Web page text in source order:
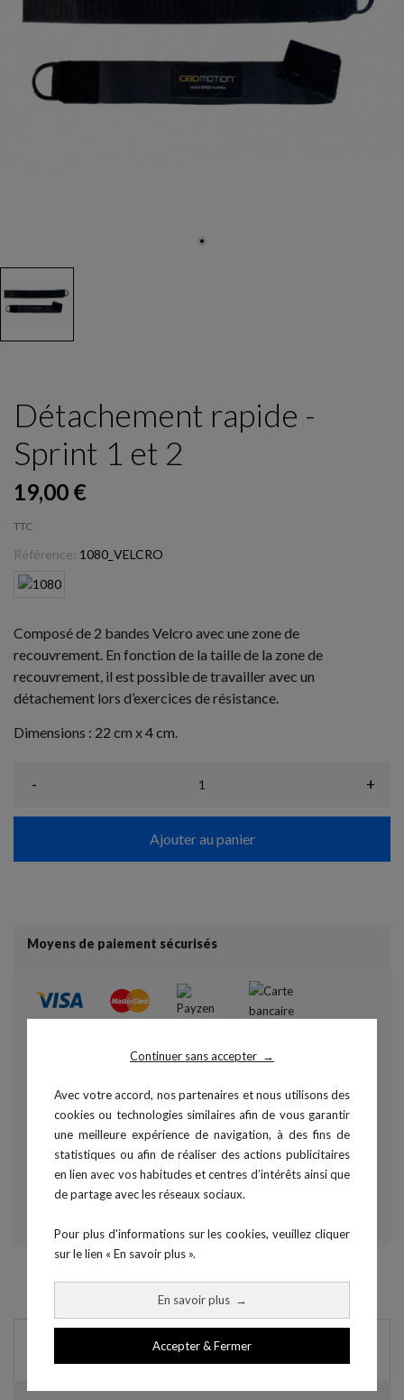
Continuer sans accepter →
Avec votre accord, nos partenaires et nous utilisons des
cookies ou technologies similaires afin de vous garantir
une meilleure expérience de navigation, à des fins de
statistiques ou afin de réaliser des actions publicitaires
en lien avec vos habitudes et centres d’intérêts ainsi que
de partage avec les réseaux sociaux.
Pour plus d'informations sur les cookies, veuillez cliquer
sur le lien « En savoir plus ».
En savoir plus →
Accepter & Fermer
Détachement rapide -
Sprint 1 et 2
19,00 €
TTC
Référence: 1080_VELCRO
Composé de 2 bandes Velcro avec une zone de
recouvrement. En fonction de la taille de la zone de
recouvrement, il est possible de travailler avec un
détachement lors d’exercices de résistance.
Dimensions : 22 cm x 4 cm.
- +
Ajouter au panier
Moyens de paiement sécurisés
DESCRIPTION